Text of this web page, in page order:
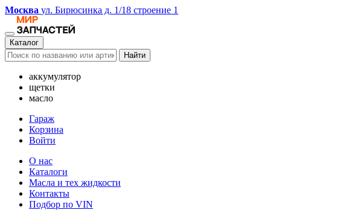
Москва ул. Бирюсинка д. 1/18 строение 1
Каталог
Найти
аккумулятор
щетки
масло
Гараж
Корзина
Войти
О нас
Каталоги
Масла и тех жидкости
Контакты
Подбор по VIN